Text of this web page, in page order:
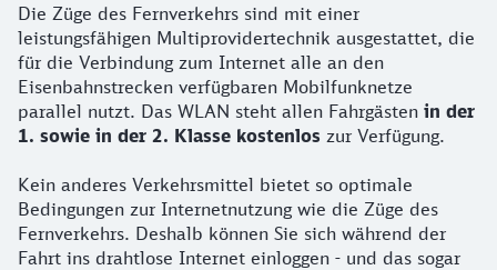
Alle Infos
Die Züge des Fernverkehrs sind mit einer
leistungsfähigen Multiprovidertechnik ausgestattet, die
für die Verbindung zum Internet alle an den
Eisenbahnstrecken verfügbaren Mobilfunknetze
parallel nutzt. Das WLAN steht allen Fahrgästen in der
1. sowie in der 2. Klasse kostenlos zur Verfügung.
Kein anderes Verkehrsmittel bietet so optimale
Bedingungen zur Internetnutzung wie die Züge des
Fernverkehrs. Deshalb können Sie sich während der
Fahrt ins drahtlose Internet einloggen - und das sogar